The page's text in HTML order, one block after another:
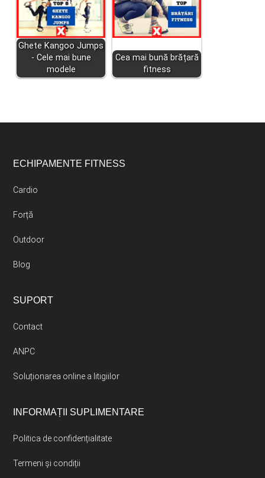
Ghete Kangoo Jumps
- Cele mai bune
modele
Cea mai bună brățară
fitness
Footer
ECHIPAMENTE FITNESS
Cardio
Forță
Outdoor
Blog
SUPORT
Contact
ANPC
Soluționarea online a litigiilor
INFORMAȚII SUPLIMENTARE
Politica de confidențialitate
Termeni și condiții